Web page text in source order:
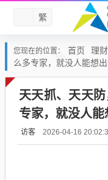
繁
您现在的位置： 首页 理财
么多专家，就没人能想
天天抓、天天
专家，就没人能
访客 2026-04-16